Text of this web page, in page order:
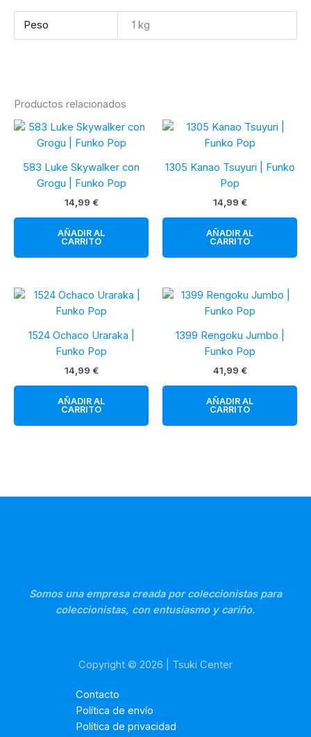
Peso 1 kg
Productos relacionados
583 Luke Skywalker con
Grogu | Funko Pop
14,99 €
AÑADIR AL
CARRITO
1305 Kanao Tsuyuri | Funko
Pop
14,99 €
AÑADIR AL
CARRITO
1524 Ochaco Uraraka |
Funko Pop
14,99 €
AÑADIR AL
CARRITO
1399 Rengoku Jumbo |
Funko Pop
41,99 €
AÑADIR AL
CARRITO
Somos una empresa creada por coleccionistas para
coleccionistas, con entusiasmo y cariño.
Copyright © 2026 | Tsuki Center
Contacto
Política de envío
Política de privacidad